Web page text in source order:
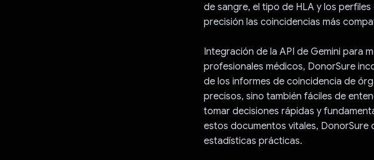
de sangre, el tipo de HLA y los
precisión las coincidencias más
Integración de la API de Gemini para
profesionales médicos, DonorSure
de los informes de coincidencia de
precisos, sino también fáciles de
tomar decisiones rápidas y
estos documentos vitales, DonorSure
estadísticas prácticas.